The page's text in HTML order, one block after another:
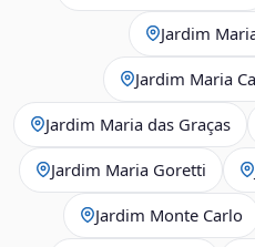
Jardim
Jardim Maria
Jardim Maria das Graças
Jardim Maria Goretti
Jardim Monte Carlo